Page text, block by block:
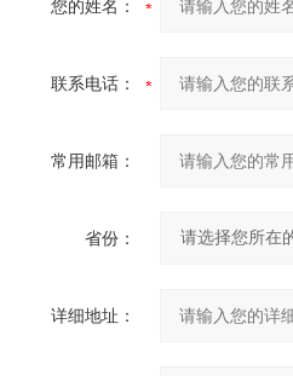
您的姓名：
联系电话：
常用邮箱：
省份：
详细地址：